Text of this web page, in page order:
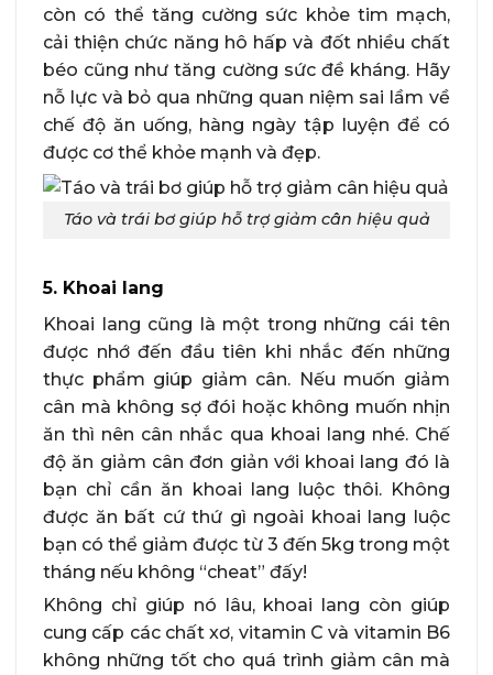
còn có thể tăng cường sức khỏe tim mạch,
cải thiện chức năng hô hấp và đốt nhiều chất
béo cũng như tăng cường sức đề kháng. Hãy
nỗ lực và bỏ qua những quan niệm sai lầm về
chế độ ăn uống, hàng ngày tập luyện để có
được cơ thể khỏe mạnh và đẹp.
Táo và trái bơ giúp hỗ trợ giảm cân hiệu quả
5. Khoai lang
Khoai lang cũng là một trong những cái tên
được nhớ đến đầu tiên khi nhắc đến những
thực phẩm giúp giảm cân. Nếu muốn giảm
cân mà không sợ đói hoặc không muốn nhịn
ăn thì nên cân nhắc qua khoai lang nhé. Chế
độ ăn giảm cân đơn giản với khoai lang đó là
bạn chỉ cần ăn khoai lang luộc thôi. Không
được ăn bất cứ thứ gì ngoài khoai lang luộc
bạn có thể giảm được từ 3 đến 5kg trong một
tháng nếu không “cheat” đấy!
Không chỉ giúp nó lâu, khoai lang còn giúp
cung cấp các chất xơ, vitamin C và vitamin B6
không những tốt cho quá trình giảm cân mà